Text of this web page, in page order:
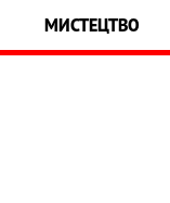
МИСТЕЦТВО